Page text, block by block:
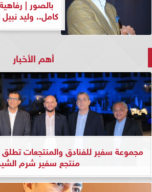
بالصور |
كامل.. وليد
أهم الأخبار
مجموعة سفير للفنادق والمنتجعات تطلق
منتجع سفير شرم